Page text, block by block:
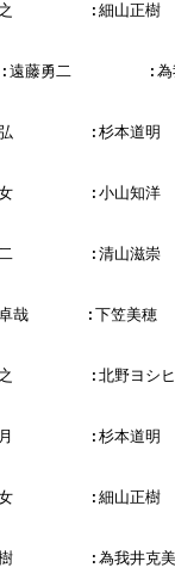
之        :細山正樹
藤勇二        :為
弘        :杉本道明
女        :小山知洋
二        :清山滋崇
哉      :下笠美穂
:北野ヨシヒ
月        :杉本道明
女        :細山正樹
樹        :為我井克美